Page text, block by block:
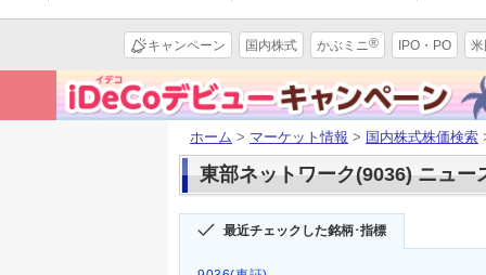
キャンペーン 国内株式 かぶミニ® IPO・PO
ホーム > マーケット情報 > 国内株式株価検索
東部ネットワーク(9036) ニュー
最近チェックした銘柄･指標